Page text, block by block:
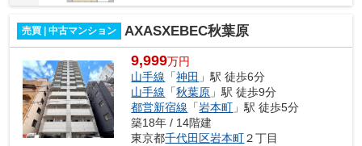
売買 | 中古マンション AXASXEBEC秋葉原
9,999万円
山手線 「神田 」駅 徒歩6分
山手線 「秋葉原 」駅 徒歩9分
都営新宿線 「岩本町 」駅 徒歩5分
築18年 / 14階建
東京都千代田区岩本町２丁目